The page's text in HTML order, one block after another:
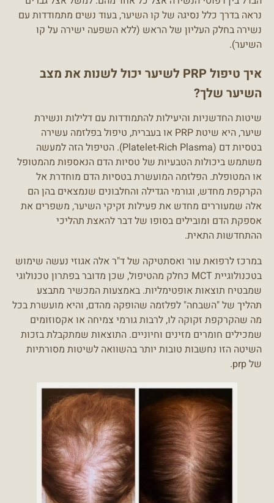
נראה בדרך כלל נסיגה של קו השיער, בעוד נשים מתמודדות עם
נשירה בחלק העליון של הראש (ללא השפעה ישירה על קו
השיער).
איך טיפול PRP לשיער יכול לשנות את מצב
השיער שלך?
שיטות החדשניות והיעילות להתמודדות עם דלילות ונשירת
שיער, היא שיטת PRP או בעברית, טיפול בפלזמה עשירה
בטסיות דם (Platelet-Rich Plasma). הטיפול הזה למעשה
משתמש ביכולות הטבעיות של טסיות הדם הנאספות מהמטופל
או המטופלת. הפלזמה המועשרת בטסיות הדם מוחדרת אל
הקרקפת מחדש, וגורמי הגדילה והחלבונים שנמצאים בהן הם
אלה שמעוררים מחדש את פעילות זקיקי השיער, משפרים את
אספקת הדם ומובילים בסופו של דבר להאצת תהליכי
ההתחדשות התאית.
במרכז לרפואת עור ואסתטיקה של ד"ר אלה אגוזי נעשה שימוש
בטכנולוגיית MCT כחלק מהטיפול, שכן מדובר בפתרון טכנולוגי
שמבטיח תוצאות אופטימליות. באמצעות המכשיר מתבצע
תהליך של "השבחה" לפלזמה שהופקה מהדם, והיא מועשרת בכל
מה שהקרקפת זקוקה לו, לרבות גורמי צמיחה או אקסוזומים
שמכילים חומרים מזינים וחיוניים. התוצאות שמתקבלת בזכות
השיטה הזו נחשבות טובות יותר בהשוואה לשיטות מסורתיות
של prp.